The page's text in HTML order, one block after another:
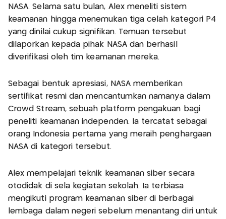
NASA. Selama satu bulan, Alex meneliti sistem
keamanan hingga menemukan tiga celah kategori P4
yang dinilai cukup signifikan. Temuan tersebut
dilaporkan kepada pihak NASA dan berhasil
diverifikasi oleh tim keamanan mereka.
Sebagai bentuk apresiasi, NASA memberikan
sertifikat resmi dan mencantumkan namanya dalam
Crowd Stream, sebuah platform pengakuan bagi
peneliti keamanan independen. Ia tercatat sebagai
orang Indonesia pertama yang meraih penghargaan
NASA di kategori tersebut.
Alex mempelajari teknik keamanan siber secara
otodidak di sela kegiatan sekolah. Ia terbiasa
mengikuti program keamanan siber di berbagai
lembaga dalam negeri sebelum menantang diri untuk